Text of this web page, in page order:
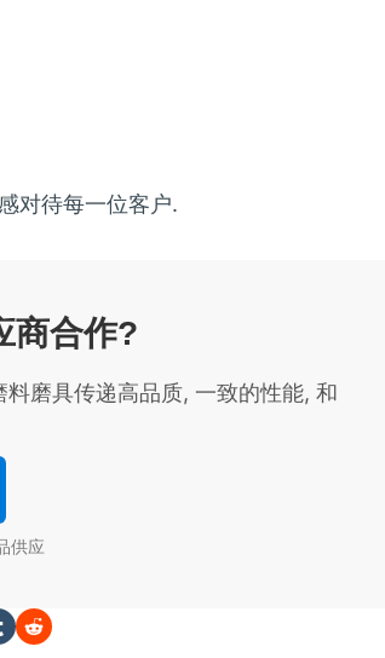
对待每一位客户.
商合作?
料磨具传递高品质, 一致的性能, 和
供应